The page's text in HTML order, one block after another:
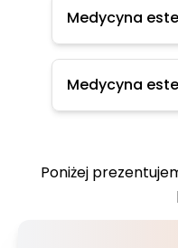
Medycyna
Medycyna
Poniżej